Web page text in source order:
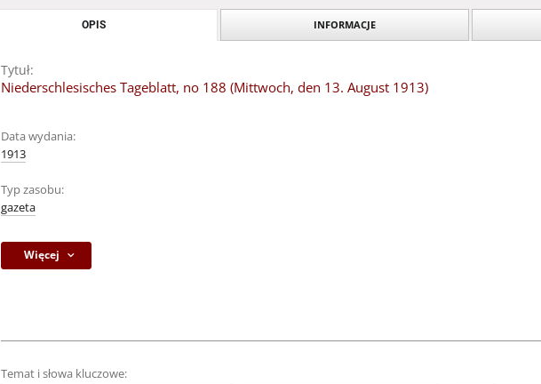
OPIS INFORMACJE
Tytuł:
Niederschlesisches Tageblatt, no 188 (Mittwoch, den 13. August 1913)
Data wydania:
1913
Typ zasobu:
gazeta
Więcej
Temat i słowa kluczowe: